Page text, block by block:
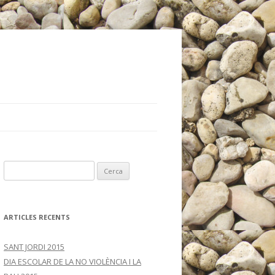
e
c
:
ARTICLES RECENTS
SANT JORDI 2015
DIA ESCOLAR DE LA NO VIOLÈNCIA I LA